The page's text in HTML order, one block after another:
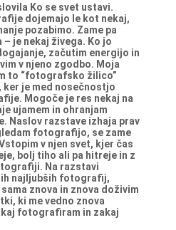
Ko se svet ustavi.
dojemajo le kot nekaj,
pozabimo. Zame pa
je nekaj živega. Ko jo
začutim energijo in
v njeno zgodbo. Moja
to “fotografsko žilico”
je med nosečnostjo
Mogoče je res nekaj na
ujamem in ohranjam
Naslov razstave izhaja prav
fotografijo, se zame
v njen svet, kjer čas
bolj tiho ali pa hitreje in z
Na razstavi
najljubših fotografij,
znova in znova doživim
ki me vedno znova
fotografiram in zakaj